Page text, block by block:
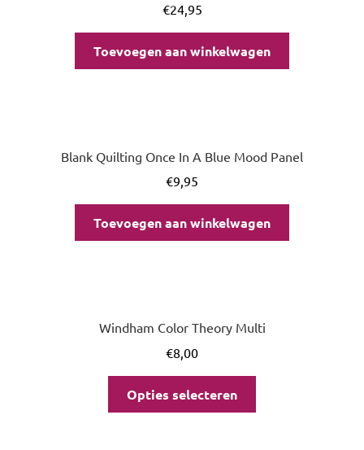
€24,95
Toevoegen aan winkelwagen
Blank Quilting Once In A Blue Mood Panel
€9,95
Toevoegen aan winkelwagen
Windham Color Theory Multi
€8,00
Opties selecteren